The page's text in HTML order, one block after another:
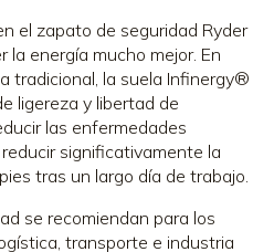
el zapato de seguridad Ryder
la energía mucho mejor. En
tradicional, la suela Infinergy®
ligereza y libertad de
las enfermedades
significativamente la
tras un largo día de trabajo.
se recomiendan para los
transporte e industria